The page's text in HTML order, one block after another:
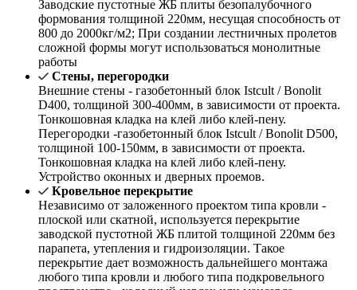
Заводские пустотные ЖБ плиты безопалубочного
формования толщиной 220мм, несущая способность от
800 до 2000кг/м2; При создании лестничных пролетов
сложной формы могут использоваться монолитные
работы
Стены, перегородки
Внешние стены - газобетонный блок Istcult / Bonolit
D400, толщиной 300-400мм, в зависимости от проекта.
Тонкошовная кладка на клей либо клей-пену.
Перегородки -газобетонный блок Istcult / Bonolit D500,
толщиной 100-150мм, в зависимости от проекта.
Тонкошовная кладка на клей либо клей-пену.
Устройство оконных и дверных проемов.
Кровельное перекрытие
Независимо от заложенного проектом типа кровли -
плоской или скатной, используется перекрытие
заводской пустотной ЖБ плитой толщиной 220мм без
парапета, утепления и гидроизоляции. Такое
перекрытие дает возможность дальнейшего монтажа
любого типа кровли и любого типа подкровельного